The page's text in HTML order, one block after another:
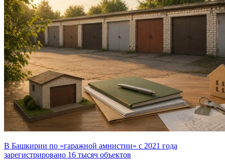
В Башкирии по «гаражной амнистии» с 2021 года
зарегистрировано 16 тысяч объектов